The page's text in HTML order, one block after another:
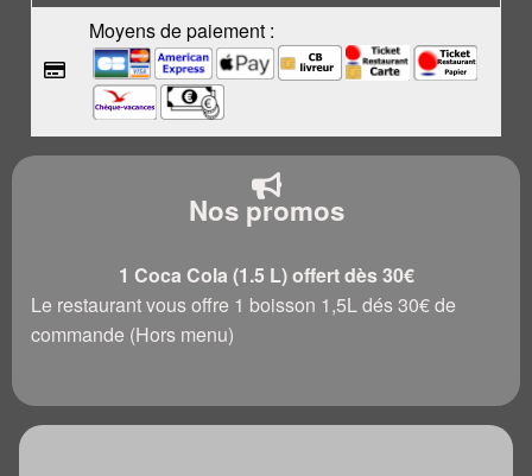
Moyens de paiement :
Nos promos
1 Coca Cola (1.5 L) offert dès 30€
Le restaurant vous offre 1 boisson 1,5L dés 30€ de
commande (Hors menu)